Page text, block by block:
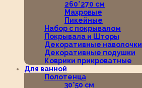
260*270 см
Махровые
Пикейные
Набор с покрывалом
Покрывала и Шторы
Декоративные наволочки
Декоративные подушки
Коврики прикроватные
Для ванной
Полотенца
30*50 см